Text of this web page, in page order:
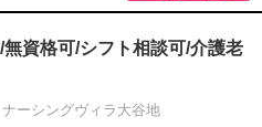
無資格可/シフト相談可/介護老
ーシングヴィラ大谷地